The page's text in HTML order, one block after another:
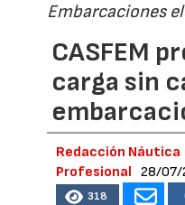
Embarcaciones
CASFEM
carga sin
Redacción Náutica
Profesional
28/07/
318